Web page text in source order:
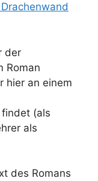
der
Roman
hier an einem
(als
als
des Romans